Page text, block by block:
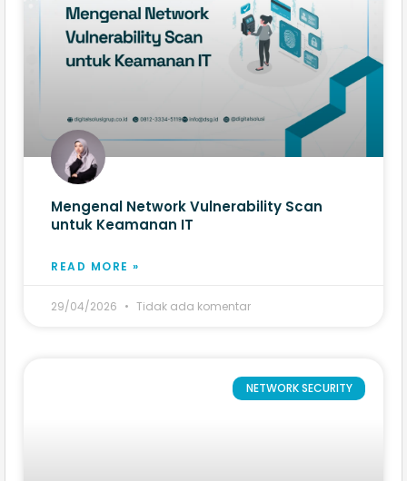
Mengenal Network Vulnerability Scan
untuk Keamanan IT
READ MORE »
29/04/2026 Tidak ada komentar
NETWORK SECURITY